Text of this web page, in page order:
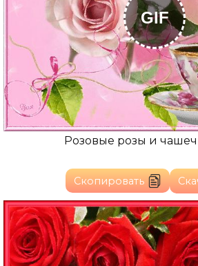
GIF
Розовые розы и
Скопировать